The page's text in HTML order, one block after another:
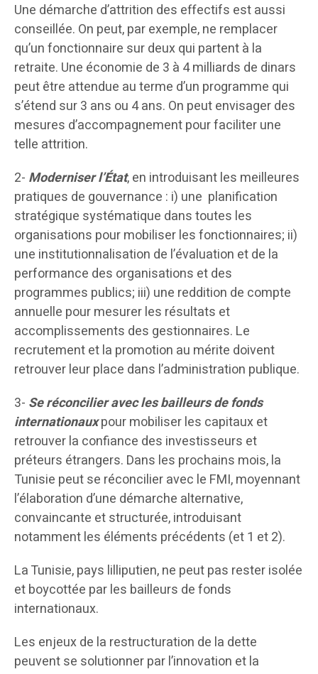
Une démarche d’attrition des effectifs est aussi
conseillée. On peut, par exemple, ne remplacer
qu’un fonctionnaire sur deux qui partent à la
retraite. Une économie de 3 à 4 milliards de dinars
peut être attendue au terme d’un programme qui
s’étend sur 3 ans ou 4 ans. On peut envisager des
mesures d’accompagnement pour faciliter une
telle attrition.
2- Moderniser l’État, en introduisant les meilleures
pratiques de gouvernance : i) une planification
stratégique systématique dans toutes les
organisations pour mobiliser les fonctionnaires; ii)
une institutionnalisation de l’évaluation et de la
performance des organisations et des
programmes publics; iii) une reddition de compte
annuelle pour mesurer les résultats et
accomplissements des gestionnaires. Le
recrutement et la promotion au mérite doivent
retrouver leur place dans l’administration publique.
3- Se réconcilier avec lesbailleurs de fonds
internationauxpour mobiliser les capitaux et
retrouver la confiance des investisseurs et
préteurs étrangers. Dans les prochains mois, la
Tunisie peut se réconcilier avec le FMI, moyennant
l’élaboration d’une démarche alternative,
convaincante et structurée, introduisant
notamment les éléments précédents (et 1 et 2).
La Tunisie, pays lilliputien, ne peut pas rester isolée
et boycottée par les bailleurs de fonds
internationaux.
Les enjeux de la restructuration de la dette
peuvent se solutionner par l’innovation et la